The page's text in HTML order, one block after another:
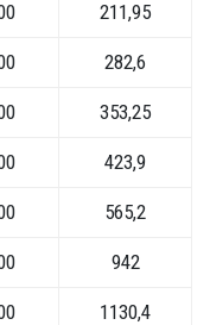
211,95
282,6
353,25
423,9
565,2
942
1130,4